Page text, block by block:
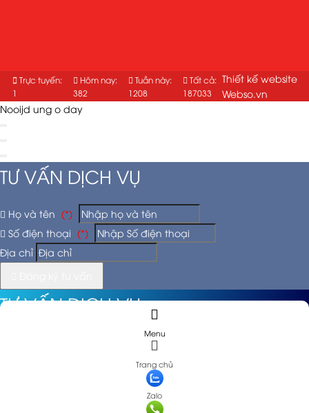
Trực tuyến:
1
Hôm nay:
382
Tuần này:
1208
Tất cả:
187033
Thiết kế website
Webso.vn
Menu
Trang chủ
Zalo
Nooijd ung o day
TƯ VẤN DỊCH VỤ
Họ và tên (*)
Số điện thoại (*)
Địa chỉ
TƯ VẤN DỊCH VỤ